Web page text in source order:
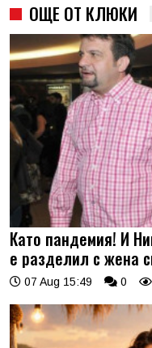
ОЩЕ ОТ КЛЮКИ
Като пандемия! И
е разделил с жена
07 Aug 15:49 0